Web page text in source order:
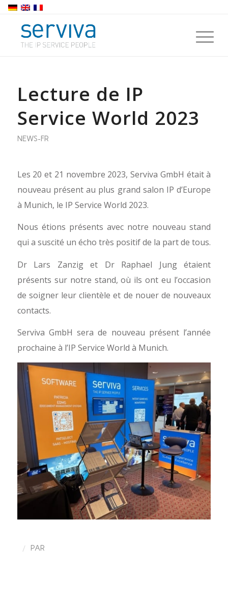
Lecture de IP
Service World 2023
NEWS-FR
Les 20 et 21 novembre 2023, Serviva GmbH était à
nouveau présent au plus grand salon IP d’Europe
à Munich, le IP Service World 2023.
Nous étions présents avec notre nouveau stand
qui a suscité un écho très positif de la part de tous.
Dr Lars Zanzig et Dr Raphael Jung étaient
présents sur notre stand, où ils ont eu l’occasion
de soigner leur clientèle et de nouer de nouveaux
contacts.
Serviva GmbH sera de nouveau présent l’année
prochaine à l’IP Service World à Munich.
/ PAR